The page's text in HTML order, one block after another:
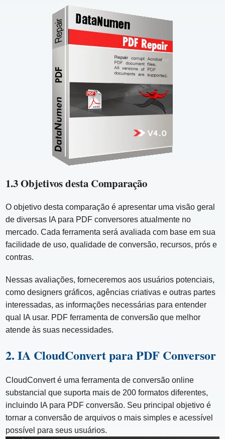
1.3 Objetivos desta Comparação
O objetivo desta comparação é apresentar uma visão geral
de diversas IA para PDF conversores atualmente no
mercado. Cada ferramenta será avaliada com base em sua
facilidade de uso, qualidade de conversão, recursos, prós e
contras.
Nessas avaliações, forneceremos aos usuários potenciais,
como designers gráficos, agências criativas e outras partes
interessadas, as informações necessárias para entender
qual IA usar. PDF ferramenta de conversão que melhor
atende às suas necessidades.
2. IA CloudConvert para PDF Conversor
CloudConvert é uma ferramenta de conversão online
substancial que suporta mais de 200 formatos diferentes,
incluindo IA para PDF conversão. Seu principal objetivo é
tornar a conversão de arquivos o mais simples e acessível
possível para seus usuários.